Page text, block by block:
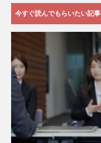
今すぐ読んでもらいたい記事